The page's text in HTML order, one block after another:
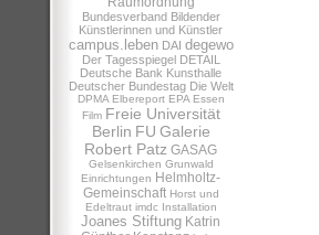
Bundesverband Bildender
Künstlerinnen und Künstler
campus.leben DAI degewo
Der Tagesspiegel DETAIL
Deutsche Bank Kunsthalle
Deutscher Bundestag Die Welt
DPMA Elbereport EPA Essen
Film Freie Universität
Berlin FU Galerie
Robert Patz GASAG
Gelsenkirchen Grunwald
Einrichtungen Helmholtz-
Gemeinschaft Horst und
Edeltraut imdc Installation
Joanes Stiftung Katrin